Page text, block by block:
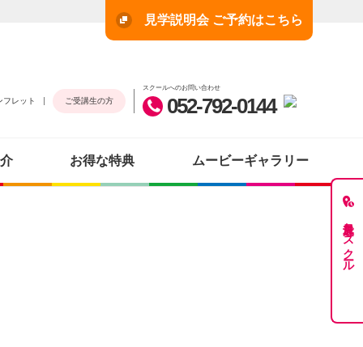
見学説明会 ご予約はこちら
フレット ご受講生の方
スクールへのお問い合わせ
052-792-0144
お得な特典 ムービーギャラリー
最近見たスクール